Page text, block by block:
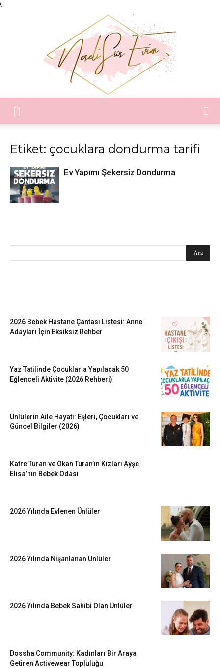
\
Etiket: çocuklara dondurma tarifi
Ev Yapımı Şekersiz Dondurma
2026 Bebek Hastane Çantası Listesi: Anne
Adayları İçin Eksiksiz Rehber
Yaz Tatilinde Çocuklarla Yapılacak 50
Eğlenceli Aktivite (2026 Rehberi)
Ünlülerin Aile Hayatı: Eşleri, Çocukları ve
Güncel Bilgiler (2026)
Katre Turan ve Okan Turan’ın Kızları Ayşe
Elisa’nın Bebek Odası
2026 Yılında Evlenen Ünlüler
2026 Yılında Nişanlanan Ünlüler
2026 Yılında Bebek Sahibi Olan Ünlüler
Dossha Community: Kadınları Bir Araya
Getiren Activewear Topluluğu